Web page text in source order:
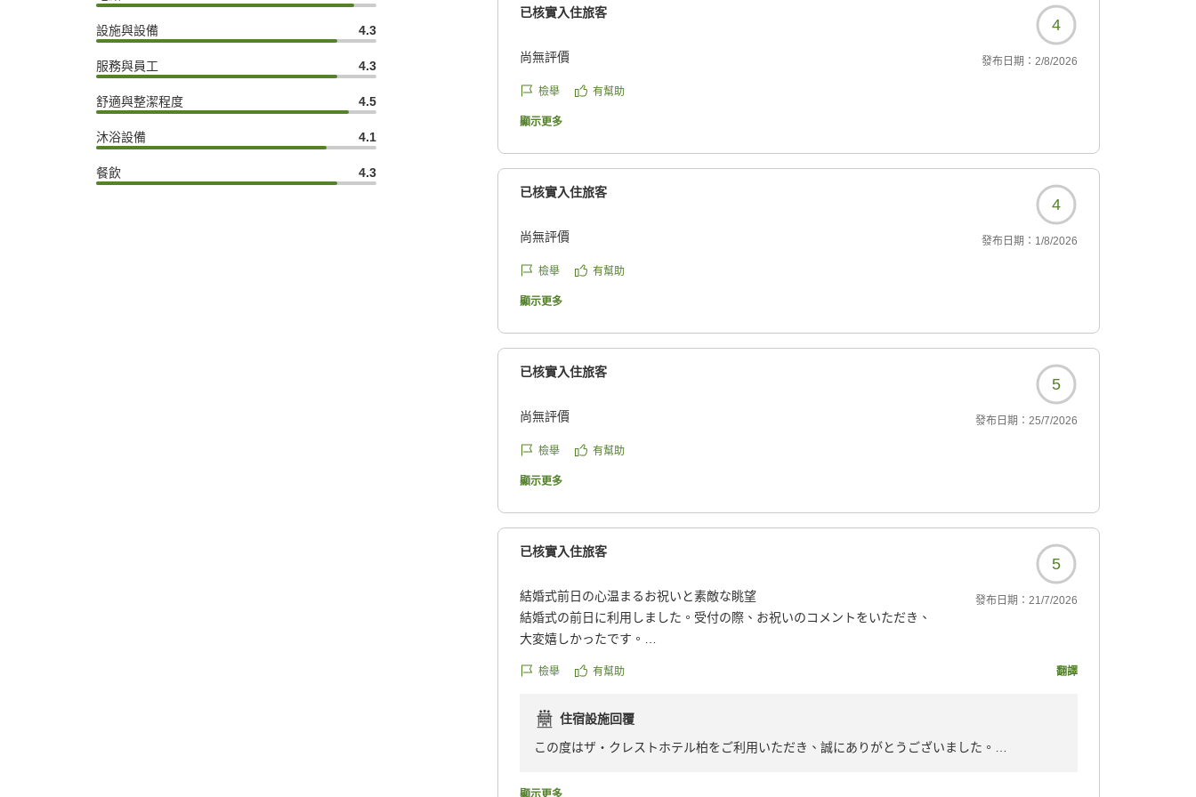
設施與設備 4.3
服務與員工 4.3
舒適與整潔程度 4.5
沐浴設備 4.1
餐飲 4.3
已核實入住旅客
4
尚無評價 發布日期： 2/8/2026
檢舉 有幫助
顯示更多
已核實入住旅客
4
尚無評價 發布日期： 1/8/2026
檢舉 有幫助
顯示更多
已核實入住旅客
5
尚無評價 發布日期： 25/7/2026
檢舉 有幫助
顯示更多
已核實入住旅客
5
結婚式前日の心温まるお祝いと素敵な眺望
結婚式の前日に利用しました。受付の際、お祝いのコメントをいただき、
大変嬉しかったです。
クチコミの詳細はこちらから
reviewId=33123478165074
發布日期： 21/7/2026
檢舉 有幫助 翻譯
住宿設施回覆
この度はザ・クレストホテル柏をご利用いただき、誠にありがとうございました。
顯示更多